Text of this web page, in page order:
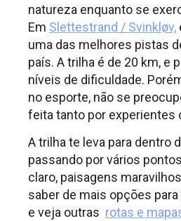
natureza enquanto se
Em Slettestrand / Svinkløv,
uma das melhores pistas
país. A trilha é de 20 km, e
níveis de dificuldade.
no esporte, não se
feita tanto por experientes
A trilha te leva para dentro
passando por vários
claro, paisagens
saber de mais opções para
e veja outras rotas e